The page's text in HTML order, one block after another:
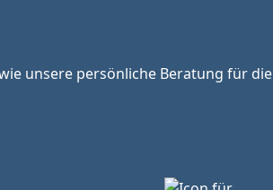
unsere persönliche Beratung für die